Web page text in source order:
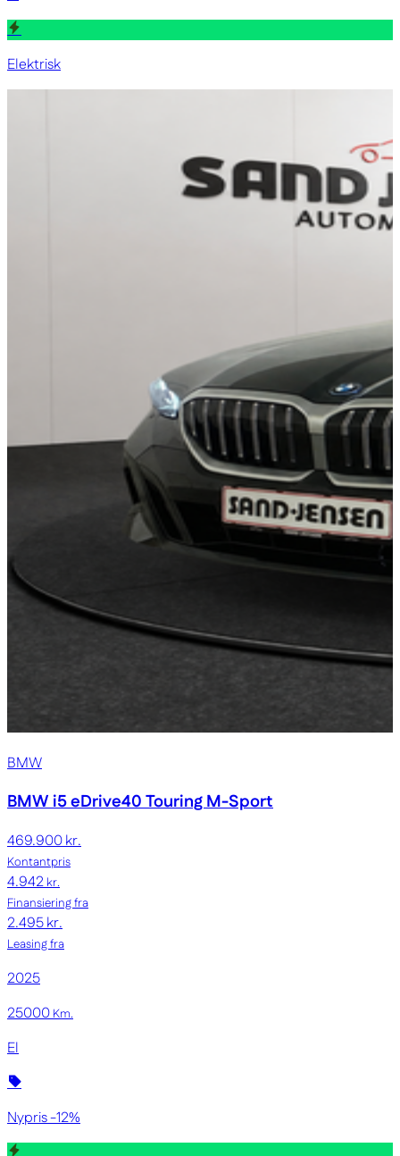
Elektrisk
BMW
BMW i5eDrive40 Touring M-Sport
469.900 kr.
Kontantpris
4.942kr.
Finansiering fra
2.495 kr.
Leasing fra
2025
25000Km.
El
Nypris -12%